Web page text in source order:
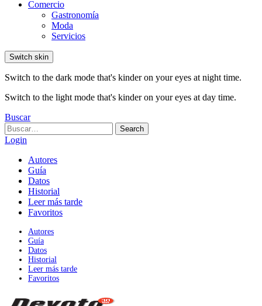
Comercio
Gastronomía
Moda
Servicios
Switch skin
Switch to the dark mode that's kinder on your eyes at night time.
Switch to the light mode that's kinder on your eyes at day time.
Buscar
Search
for:
Search
Login
Autores
Guía
Datos
Historial
Leer más tarde
Favoritos
Autores
Guía
Datos
Historial
Leer más tarde
Favoritos